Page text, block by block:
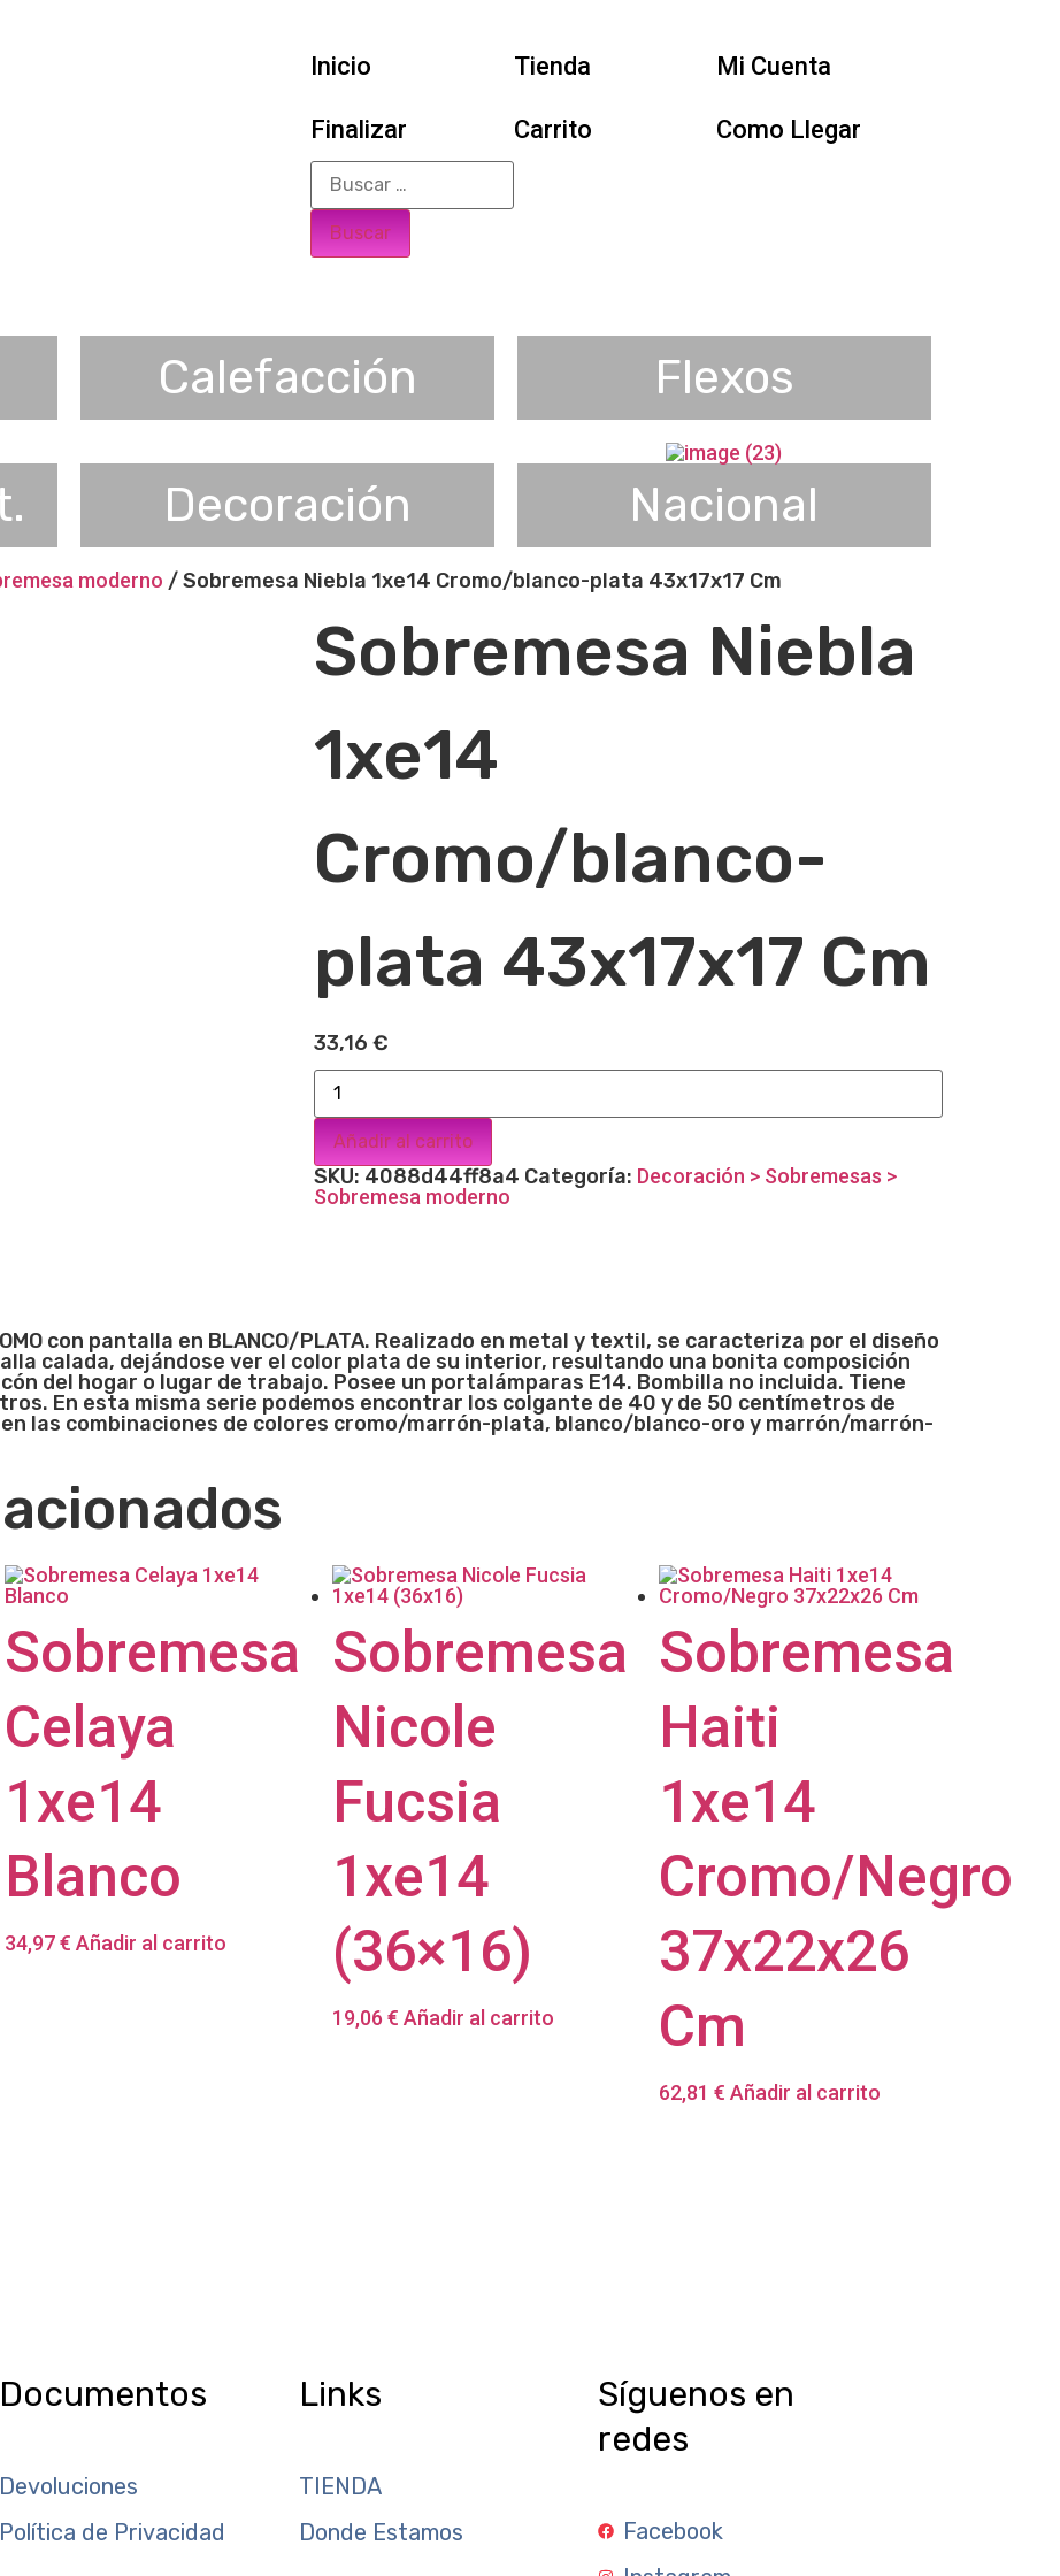
Inicio Tienda Mi Cuenta
Finalizar Carrito Como Llegar
Calefacción Flexos
Decoración Nacional
moderno / Sobremesa Niebla 1xe14 Cromo/blanco-plata 43x17x17 Cm
Sobremesa Niebla
1xe14
Cromo/blanco-
plata 43x17x17 Cm
33,16 €
Añadir al carrito
SKU: 4088d44ff8a4 Categoría: Decoración > Sobremesas >
Sobremesa moderno
con pantalla en BLANCO/PLATA. Realizado en metal y textil, se caracteriza por el diseño
calada, dejándose ver el color plata de su interior, resultando una bonita composición
del hogar o lugar de trabajo. Posee un portalámparas E14. Bombilla no incluida. Tiene
En esta misma serie podemos encontrar los colgante de 40 y de 50 centímetros de
las combinaciones de colores cromo/marrón-plata, blanco/blanco-oro y marrón/marrón-
Sobremesa
Celaya
1xe14
Blanco
34,97€ Añadir al carrito
Sobremesa
Nicole
Fucsia
1xe14
(36×16)
19,06 € Añadir al carrito
Sobremesa
Haiti
1xe14
Cromo/Negro
37x22x26
Cm
62,81€ Añadir al carrito
Documentos
Devoluciones
Política de Privacidad
Links
TIENDA
Donde Estamos
Síguenos en
redes
Facebook